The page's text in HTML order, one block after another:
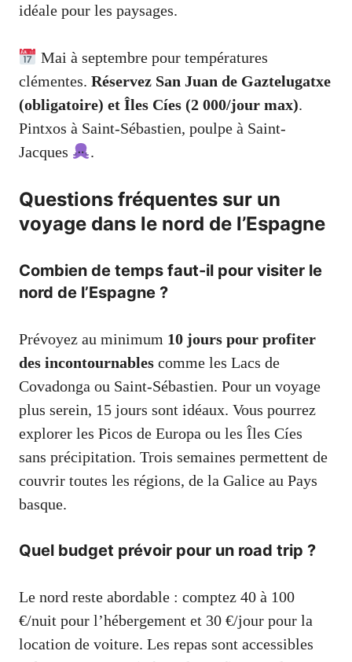
idéale pour les paysages.
Mai à septembre pour températures
clémentes. Réservez San Juan de Gaztelugatxe
(obligatoire) et Îles Cíes (2 000/jour max).
Pintxos à Saint-Sébastien, poulpe à Saint-
Jacques
.
Questions fréquentes sur un
voyage dans le nord de l’Espagne
Combien de temps faut-il pour visiter le
nord de l’Espagne ?
Prévoyez au minimum 10 jours pour profiter
des incontournables comme les Lacs de
Covadonga ou Saint-Sébastien. Pour un voyage
plus serein, 15 jours sont idéaux. Vous pourrez
explorer les Picos de Europa ou les Îles Cíes
sans précipitation. Trois semaines permettent de
couvrir toutes les régions, de la Galice au Pays
basque.
Quel budget prévoir pour un road trip ?
Le nord reste abordable : comptez 40 à 100
€/nuit pour l’hébergement et 30 €/jour pour la
location de voiture. Les repas sont accessibles